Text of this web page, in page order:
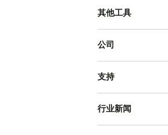
其他工具
公司
支持
行业新闻